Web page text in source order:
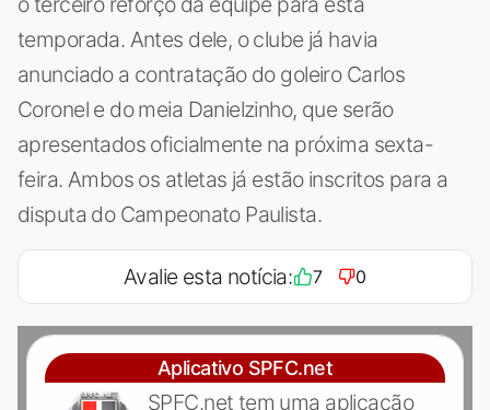
temporada. Antes dele, o clube já havia
anunciado a contratação do goleiro Carlos
Coronel e do meia Danielzinho, que serão
apresentados oficialmente na próxima sexta-
feira. Ambos os atletas já estão inscritos para a
disputa do Campeonato Paulista.
Avalie esta notícia: 7 0
Aplicativo SPFC.net
SPFC.net tem uma aplicação